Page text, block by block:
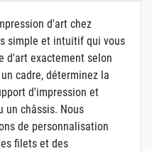
d'art chez
simple et intuitif qui vous
d'art exactement selon
cadre, déterminez la
d'impression et
un châssis. Nous
de personnalisation
filets et des